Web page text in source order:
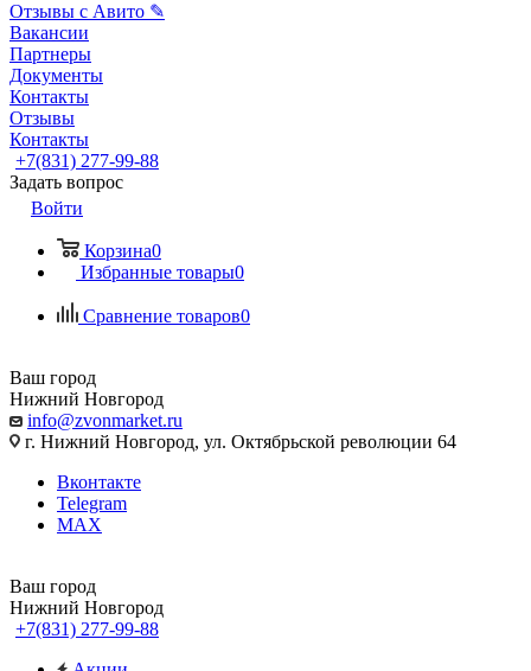
Отзывы с Авито ✎
Вакансии
Партнеры
Документы
Контакты
Отзывы
Контакты
+7(831) 277-99-88
Задать вопрос
Войти
Корзина0
Избранные товары0
Сравнение товаров0
Ваш город
Нижний Новгород
info@zvonmarket.ru
г. Нижний Новгород, ул. Октябрьской революции 64
Вконтакте
Telegram
MAX
Ваш город
Нижний Новгород
+7(831) 277-99-88